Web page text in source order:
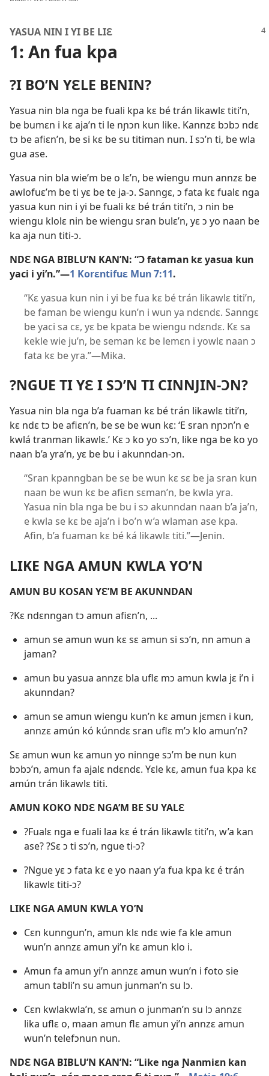
YASUA NIN I YI BE LIƐ
1: An fua kpa
?I BO’N YƐLE BENIN?
Yasua nin bla nga be fuali kpa kɛ bé trán likawlɛ titi’n,
be bumɛn i kɛ aja’n ti le nɲɔn kun like. Kannzɛ bɔbɔ ndɛ
tɔ be afiɛn’n, be si kɛ be su titiman nun. I sɔ’n ti, be wla
gua ase.
Yasua nin bla wie’m be o lɛ’n, be wiengu mun annzɛ be
awlofuɛ’m be ti yɛ be te ja-ɔ. Sanngɛ, ɔ fata kɛ fualɛ nga
yasua kun nin i yi be fuali kɛ bé trán titi’n, ɔ nin be
wiengu klolɛ nin be wiengu sran bulɛ’n, yɛ ɔ yo naan be
ka aja nun titi-ɔ.
NDƐ NGA BIBLU’N KAN’N: “Ɔ fataman kɛ yasua kun
yaci i yi’n.”—1 Korɛntifuɛ Mun 7:11.
“Kɛ yasua kun nin i yi be fua kɛ bé trán likawlɛ titi’n,
be faman be wiengu kun’n i wun ya ndɛndɛ. Sanngɛ
be yaci sa cɛ, yɛ be kpata be wiengu ndɛndɛ. Kɛ sa
kekle wie ju’n, be seman kɛ be lemɛn i yowlɛ naan ɔ
fata kɛ be yra.”—​Mika.
?NGUE TI YƐ I SƆ’N TI CINNJIN-ƆN?
Yasua nin bla nga b’a fuaman kɛ bé trán likawlɛ titi’n,
kɛ ndɛ tɔ be afiɛn’n, be se be wun kɛ: ‘E sran nɲɔn’n e
kwlá tranman likawlɛ.’ Kɛ ɔ ko yo sɔ’n, like nga be ko yo
naan b’a yra’n, yɛ be bu i akunndan-ɔn.
“Sran kpanngban be se be wun kɛ sɛ be ja sran kun
naan be wun kɛ be afiɛn sɛman’n, be kwla yra.
Yasua nin bla nga be bu i sɔ akunndan naan b’a ja’n,
e kwla se kɛ be aja’n i bo’n w’a wlaman ase kpa.
Afin, b’a fuaman kɛ bé ká likawlɛ titi.”—​Jenin.
LIKE NGA AMUN KWLA YO’N
AMUN BU KOSAN YƐ’M BE AKUNNDAN
?Kɛ ndɛnngan tɔ amun afiɛn’n, ...
amun se amun wun kɛ sɛ amun si sɔ’n, nn amun a
jaman?
amun bu yasua annzɛ bla uflɛ mɔ amun kwla jɛ i’n i
akunndan?
amun se amun wiengu kun’n kɛ amun jɛmɛn i kun,
annzɛ amún kó kúnndɛ sran uflɛ m’ɔ klo amun’n?
Sɛ amun wun kɛ amun yo ninnge sɔ’m be nun kun
bɔbɔ’n, amun fa ajalɛ ndɛndɛ. Yɛle kɛ, amun fua kpa kɛ
amún trán likawlɛ titi.
AMUN KOKO NDƐ NGA’M BE SU YALƐ
?Fualɛ nga e fuali laa kɛ é trán likawlɛ titi’n, w’a kan
ase? ?Sɛ ɔ ti sɔ’n, ngue ti-ɔ?
?Ngue yɛ ɔ fata kɛ e yo naan y’a fua kpa kɛ é trán
likawlɛ titi-ɔ?
LIKE NGA AMUN KWLA YO’N
Cɛn kunngun’n, amun klɛ ndɛ wie fa kle amun
wun’n annzɛ amun yi’n kɛ amun klo i.
Amun fa amun yi’n annzɛ amun wun’n i foto sie
amun tabli’n su amun junman’n su lɔ.
Cɛn kwlakwla’n, sɛ amun o junman’n su lɔ annzɛ
lika uflɛ o, maan amun flɛ amun yi’n annzɛ amun
wun’n telefɔnun nun.
NDƐ NGA BIBLU’N KAN’N: “Like nga Ɲanmiɛn kan